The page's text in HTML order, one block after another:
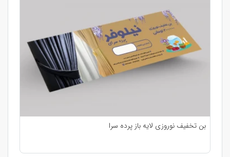
بن تخفیف نوروزی لایه باز پرده سرا